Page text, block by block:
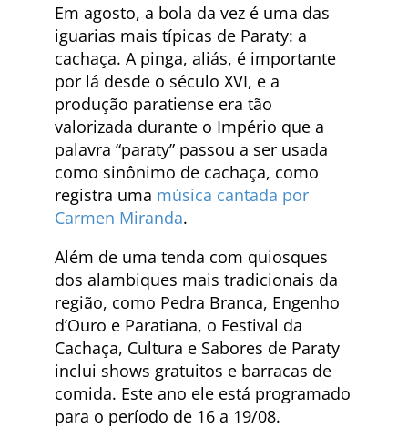
Em agosto, a bola da vez é uma das
iguarias mais típicas de Paraty: a
cachaça. A pinga, aliás, é importante
por lá desde o século XVI, e a
produção paratiense era tão
valorizada durante o Império que a
palavra “paraty” passou a ser usada
como sinônimo de cachaça, como
registra uma música cantada por
Carmen Miranda.
Além de uma tenda com quiosques
dos alambiques mais tradicionais da
região, como Pedra Branca, Engenho
d’Ouro e Paratiana, o Festival da
Cachaça, Cultura e Sabores de Paraty
inclui shows gratuitos e barracas de
comida. Este ano ele está programado
para o período de 16 a 19/08.